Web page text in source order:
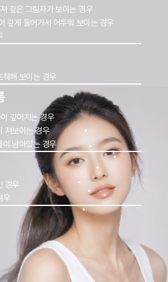
깊은 그림자가 보이는 경우
깊게 들어가서 어두워 보이는 경우
해 보이는 경우
깊어지는 경우
져보이는 경우
남아있는 경우
경우
우